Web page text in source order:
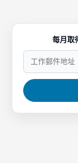
每月取